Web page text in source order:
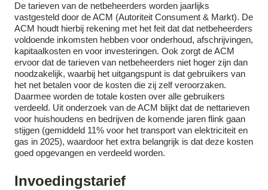
De tarieven van de netbeheerders worden jaarlijks
vastgesteld door de ACM (Autoriteit Consument & Markt). De
ACM houdt hierbij rekening met het feit dat dat netbeheerders
voldoende inkomsten hebben voor onderhoud, afschrijvingen,
kapitaalkosten en voor investeringen. Ook zorgt de ACM
ervoor dat de tarieven van netbeheerders niet hoger zijn dan
noodzakelijk, waarbij het uitgangspunt is dat gebruikers van
het net betalen voor de kosten die zij zelf veroorzaken.
Daarmee worden de totale kosten over alle gebruikers
verdeeld. Uit onderzoek van de ACM blijkt dat de nettarieven
voor huishoudens en bedrijven de komende jaren flink gaan
stijgen (gemiddeld 11% voor het transport van elektriciteit en
gas in 2025), waardoor het extra belangrijk is dat deze kosten
goed opgevangen en verdeeld worden.
Invoedingstarief